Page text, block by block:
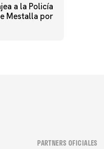
a la Policía
Mestalla por
PARTNERS OFICIALES